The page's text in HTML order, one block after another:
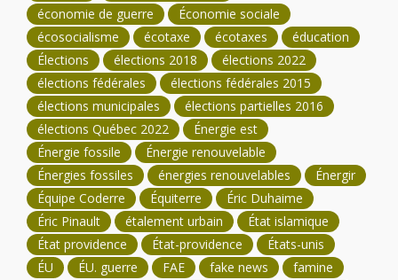
économie de guerre
Économie sociale
écosocialisme
écotaxe écotaxes
éducation
Élections
élections 2018
élections 2022
élections fédérales
élections fédérales 2015
élections municipales
élections partielles 2016
élections Québec 2022
Énergie est
Énergie fossile
Énergie renouvelable
Énergies fossiles
énergies renouvelables
Énergir
Équipe Coderre
Équiterre
Éric Duhaime
Éric Pinault
étalement urbain
État islamique
État providence
État-providence
États-unis
ÉU
ÉU. guerre FAE fake news
famine